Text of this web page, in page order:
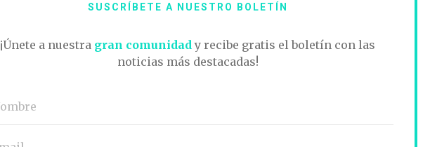
SUSCRÍBETE A NUESTRO BOLETÍN
¡Únete a nuestra gran comunidady recibe gratis el boletín con las
noticias más destacadas!